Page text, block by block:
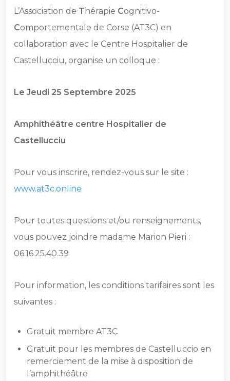
L’Association de T hérapie Cognitivo-
Comportementale de Corse (AT3C) en
collaboration avec le Centre Hospitalier de
Castellucciu, organise un colloque :
Le Jeudi 25 Septembre 2025
Amphithéâtre centre Hospitalier de
Castellucciu
Pour vous inscrire, rendez-vous sur le site :
www.at3c.online
Pour toutes questions et/ou renseignements,
vous pouvez joindre madame Marion Pieri :
06.16.25.40.39
Pour information, les conditions tarifaires sont les
suivantes :
Gratuit membre AT3C
Gratuit pour les membres de Castelluccio en
remerciement de la mise à disposition de
l’amphithéâtre